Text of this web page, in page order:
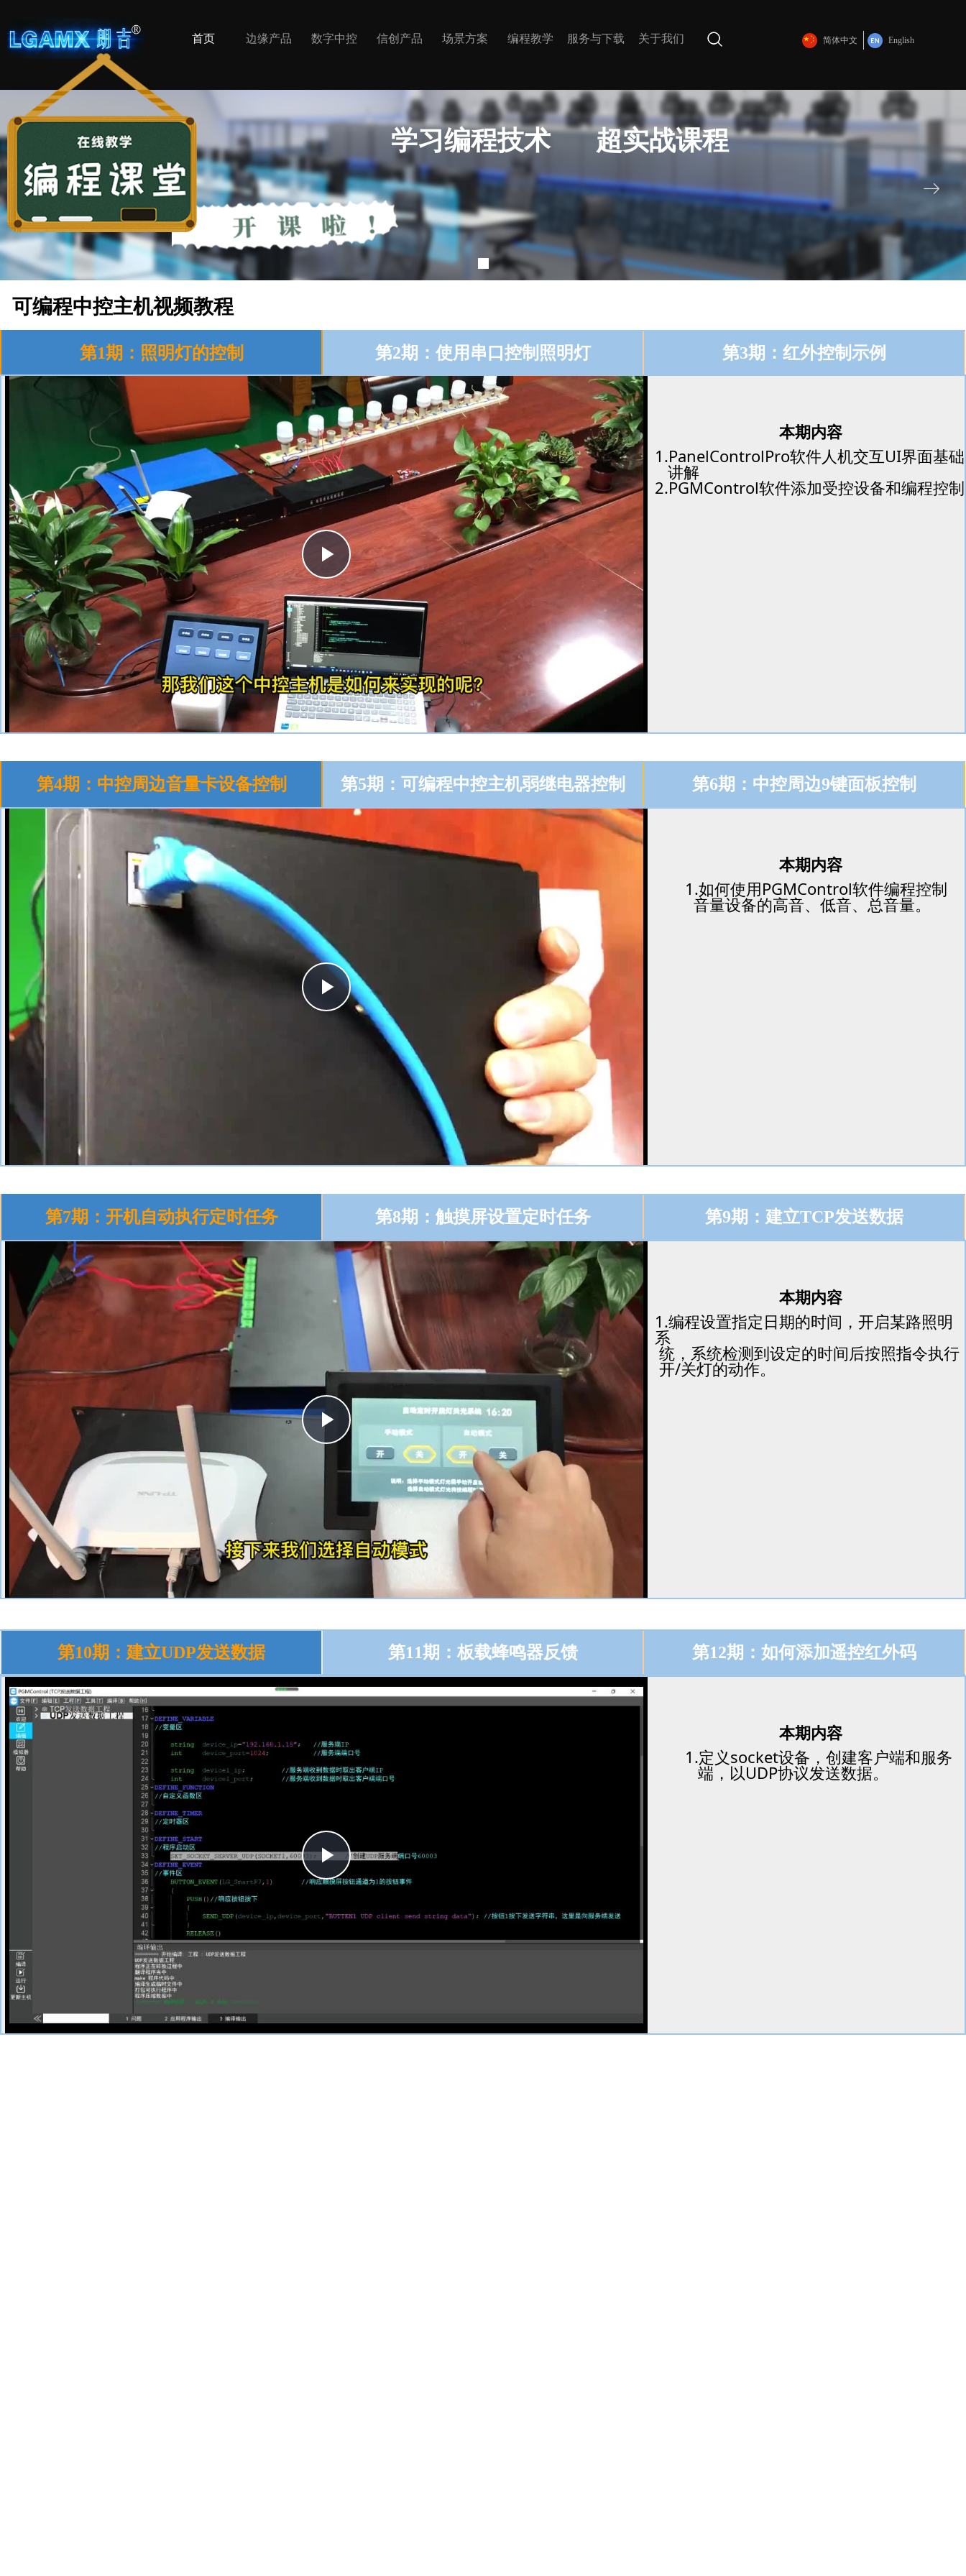
首页 边缘产品 数字中控 信创产品 场景方案 编程教学 服务与下载 关于我们 简体中文 English
第1期：照明灯的控制 第2期：使用串口控制照明灯 第3期：红外控制示例
Play
Video
本期内容
1.PanelControlPro软件人机交互UI界面基础
讲解
2.PGMControl软件添加受控设备和编程控制
学习编程技术 超实战课程
ꂃ ꁹ
可编程中控主机视频教程
第4期：中控周边音量卡设备控制 第5期：可编程中控主机弱继电器控制 第6期：中控周边9键面板控制
Play
Video
本期内容
1.如何使用PGMControl软件编程控制
音量设备的高音、低音、总音量。
第7期：开机自动执行定时任务 第8期：触摸屏设置定时任务 第9期：建立TCP发送数据
本期内容
1.编程设置指定日期的时间，开启某路照明
系
统，系统检测到设定的时间后按照指令执行
开/关灯的动作。
Play
Video
第10期：建立UDP发送数据 第11期：板载蜂鸣器反馈 第12期：如何添加遥控红外码
本期内容
1.定义socket设备，创建客户端和服务
端，以UDP协议发送数据。
Play
Video